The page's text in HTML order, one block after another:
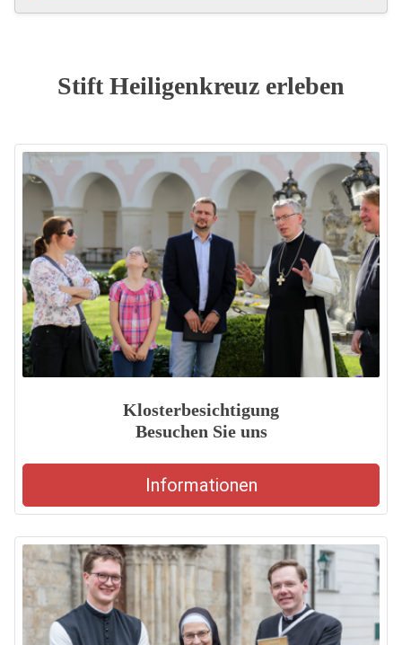
Stift Heiligenkreuz erleben
Klosterbesichtigung
Besuchen Sie uns
Informationen